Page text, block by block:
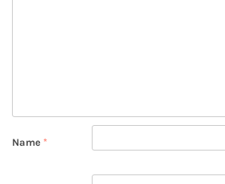
Name *